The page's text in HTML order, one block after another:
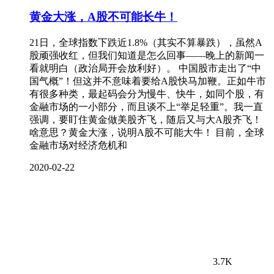
黄金大涨，A股不可能长牛！
21日，全球指数下跌近1.8%（其实不算暴跌），虽然A
股顽强收红，但我们知道是怎么回事——晚上的新闻一
看就明白（政治局开会放利好）。 中国股市走出了“中
国气概”！但这并不意味着要给A股快马加鞭。正如牛市
有很多种类，最起码会分为慢牛、快牛，如同个股，有
金融市场的一小部分，而且谈不上“举足轻重”。我一直
强调，要盯住黄金做美股齐飞，随后又与大A股齐飞！
啥意思？黄金大涨，说明A股不可能大牛！ 目前，全球
金融市场对经济危机和
2020-02-22
3.7K